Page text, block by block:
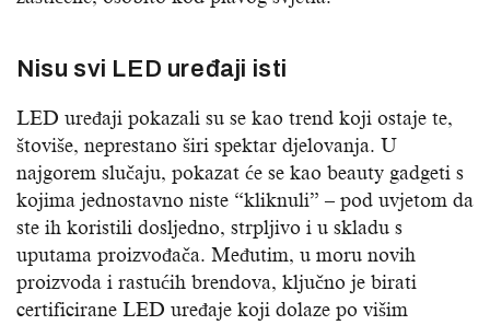
Nisu svi LED uređaji isti
LED uređaji pokazali su se kao trend koji ostaje te,
štoviše, neprestano širi spektar djelovanja. U
najgorem slučaju, pokazat će se kao beauty gadgeti s
kojima jednostavno niste “kliknuli” – pod uvjetom da
ste ih koristili dosljedno, strpljivo i u skladu s
uputama proizvođača. Međutim, u moru novih
proizvoda i rastućih brendova, ključno je birati
certificirane LED uređaje koji dolaze po višim